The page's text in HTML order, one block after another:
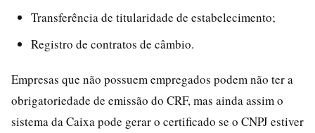
Transferência de titularidade de estabelecimento;
Registro de contratos de câmbio.
Empresas que não possuem empregados podem não ter a
obrigatoriedade de emissão do CRF, mas ainda assim o
sistema da Caixa pode gerar o certificado se o CNPJ estiver